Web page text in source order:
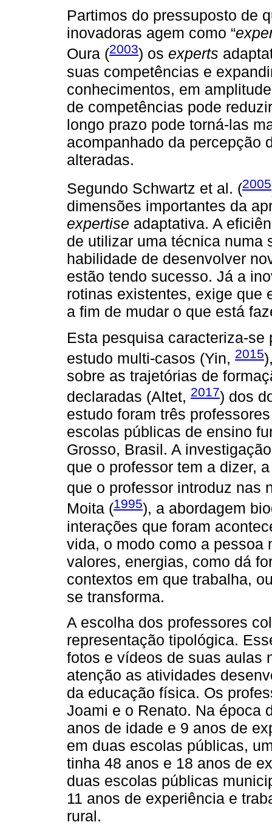
Partimos do pressuposto de
inovadoras agem como “
Oura (2003) os experts
suas competências e
conhecimentos, em
de competências pode
longo prazo pode torná-las
acompanhado da percepção
alteradas.
Segundo Schwartz et al. (2005
dimensões importantes da
expertise adaptativa. A
de utilizar uma técnica numa
habilidade de desenvolver
estão tendo sucesso. Já a
rotinas existentes, exige que
a fim de mudar o que está
Esta pesquisa caracteriza-
estudo multi-casos (Yin, 2015
sobre as trajetórias de
declaradas (Altet, 2017) dos
estudo foram três
escolas públicas de ensino
Grosso, Brasil. A
que o professor tem a dizer,
que o professor introduz nas
Moita (1995), a abordagem
interações que foram
vida, o modo como a pessoa
valores, energias, como dá
contextos em que trabalha,
se transforma.
A escolha dos professores
representação tipológica.
fotos e vídeos de suas aulas
atenção as atividades
da educação física. Os
Joami e o Renato. Na época
anos de idade e 9 anos de
em duas escolas públicas,
tinha 48 anos e 18 anos de
duas escolas públicas
11 anos de experiência e
rural.